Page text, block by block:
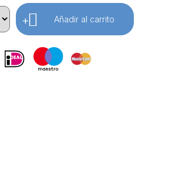
+ Añadir al carrito